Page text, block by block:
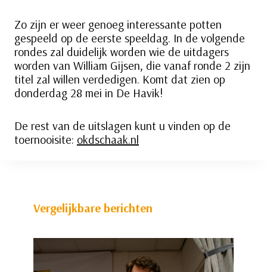
Zo zijn er weer genoeg interessante potten
gespeeld op de eerste speeldag. In de volgende
rondes zal duidelijk worden wie de uitdagers
worden van William Gijsen, die vanaf ronde 2 zijn
titel zal willen verdedigen. Komt dat zien op
donderdag 28 mei in De Havik!
De rest van de uitslagen kunt u vinden op de
toernooisite: okdschaak.nl
Vergelijkbare berichten